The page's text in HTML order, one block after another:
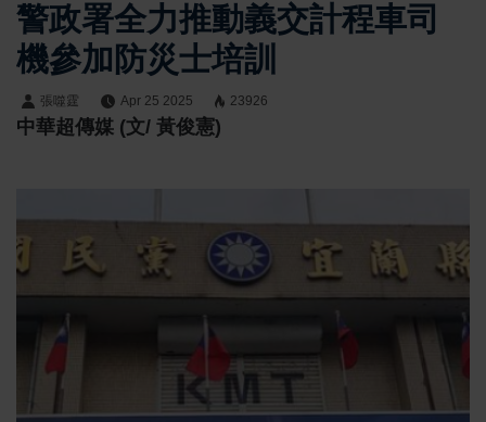
警政署全力推動義交計程車司
機參加防災士培訓
張噬霆 Apr 25 2025 23926
中華超傳媒 (文/ 黃俊憲)